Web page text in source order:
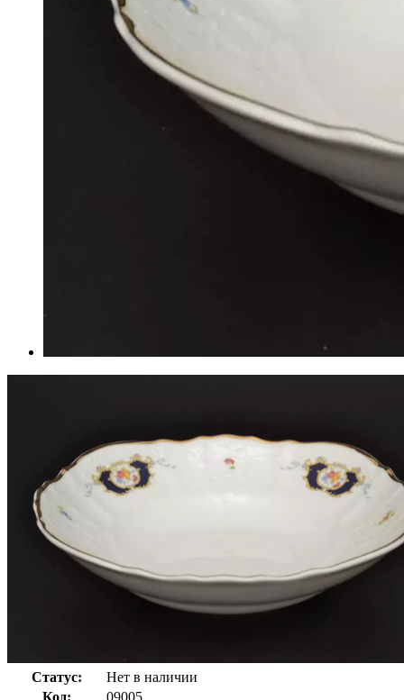
Статус:
Нет в наличии
Код:
09005